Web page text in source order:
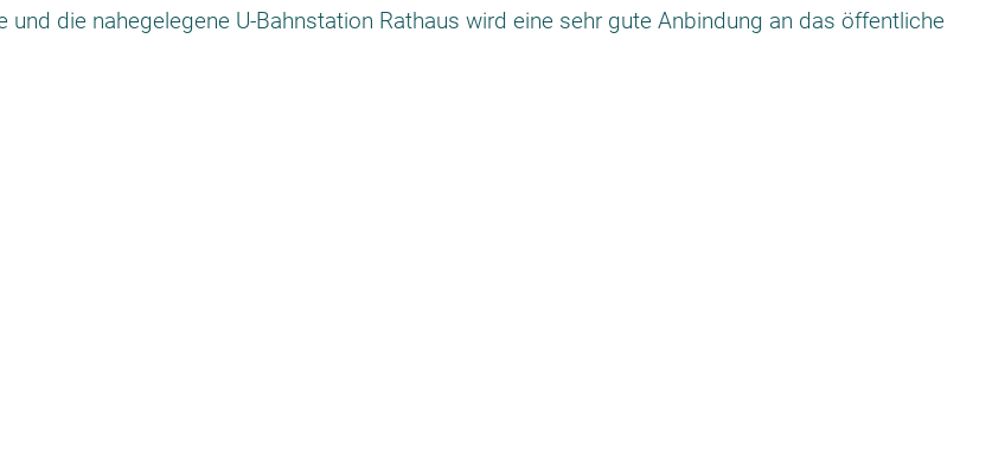
die nahegelegene U-Bahnstation Rathaus wird eine sehr gute Anbindung an das öffentliche